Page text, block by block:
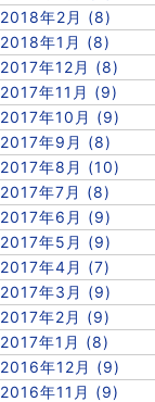
2018年2月 (8)
2018年1月 (8)
2017年12月 (8)
2017年11月 (9)
2017年10月 (9)
2017年9月 (8)
2017年8月 (10)
2017年7月 (8)
2017年6月 (9)
2017年5月 (9)
2017年4月 (7)
2017年3月 (9)
2017年2月 (9)
2017年1月 (8)
2016年12月 (9)
2016年11月 (9)